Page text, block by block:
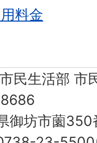
料金
民生活部 市
御坊市薗350